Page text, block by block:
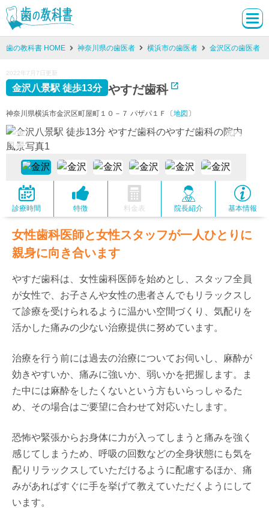
歯の教科書 HOME 神奈川県の歯医者 横浜市の歯医者 金沢区の歯医者
2022年7月7日更新
やすだ歯科
金沢八景駅 徒歩13分
神奈川県横浜市金沢区町屋町１０－７ パザパ１Ｆ〔地図 〕
診療時間 特徴 料金表 院長紹介 基本情報
女性歯科医師と女性スタッフが一人ひとりに
親身に向き合います
やすだ歯科は、女性歯科医師を始めとし、スタッフ全員
が女性で、お子さんや女性の患者さんでもリラックスし
て診療を受けられるように温かい空間づくり、気配りを
活かした痛みの少ない治療提供に努めています。
治療を行う前には過去の治療についてお伺いし、麻酔が
効きやすいか、痛みに強いか、弱いかを把握します。ま
た中には麻酔をしたくないという方もいらっしゃるた
め、その場合はご要望に合わせて対応いたします。
恐怖や緊張からお身体に力が入ってしまうと痛みを強く
感じてしまうため、呼吸の回数などの全身状態にも気を
配りリラックスしていただけるように配慮するほか、痛
みがあればすぐに手を挙げて教えていただくようにして
います。